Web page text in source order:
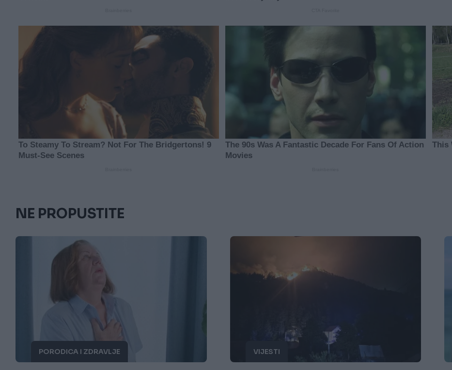
NE PROPUSTITE
PORODICA I ZDRAVLJE VIJESTI